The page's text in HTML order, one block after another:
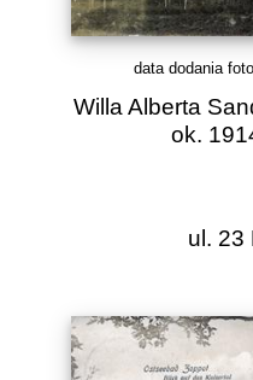
data dodania
Willa Alberta
ok.
ul. 23